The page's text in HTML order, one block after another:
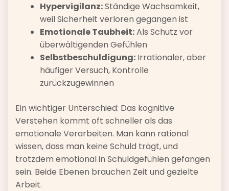
Hypervigilanz:Ständige Wachsamkeit,
weil Sicherheit verloren gegangen ist
Emotionale Taubheit:Als Schutz vor
überwältigenden Gefühlen
Selbstbeschuldigung: Irrationaler, aber
häufiger Versuch, Kontrolle
zurückzugewinnen
Ein wichtiger Unterschied: Das kognitive
Verstehen kommt oft schneller als das
emotionale Verarbeiten. Man kann rational
wissen, dass man keine Schuld trägt, und
trotzdem emotional in Schuldgefühlen gefangen
sein. Beide Ebenen brauchen Zeit und gezielte
Arbeit.